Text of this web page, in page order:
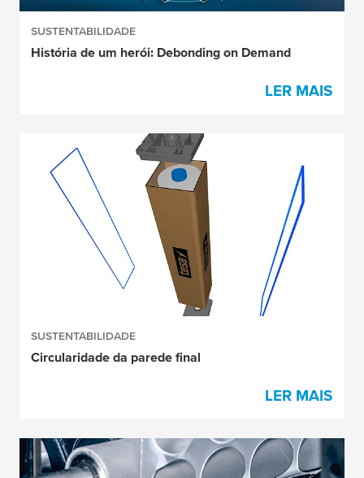
SUSTENTABILIDADE
História de um herói: Debonding on Demand
LER MAIS
SUSTENTABILIDADE
Circularidade da parede final
LER MAIS